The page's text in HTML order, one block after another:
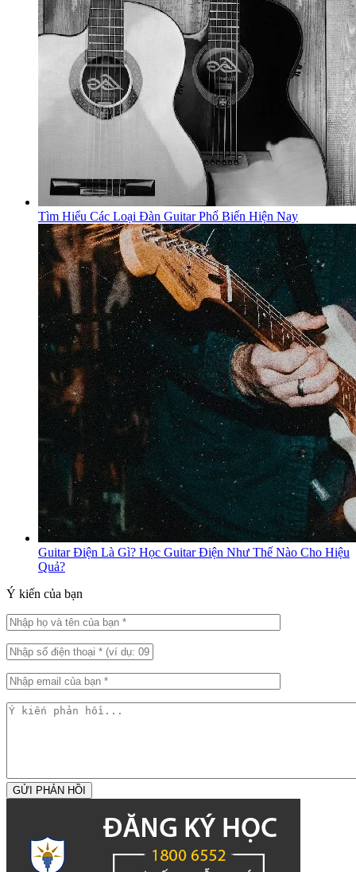
Tìm Hiểu Các Loại Đàn Guitar Phổ Biến Hiện Nay
Guitar Điện Là Gì? Học Guitar Điện Như Thế Nào Cho Hiệu
Quả?
Ý kiến của bạn
GỬI PHẢN HỒI